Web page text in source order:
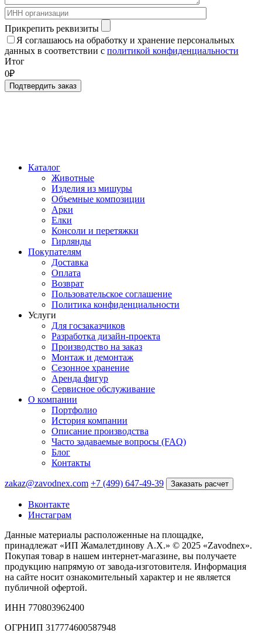
Прикрепить реквизиты
Я соглашаюсь на обработку и хранение персональных
данных в соответствии с политикой конфиденциальности
Итог
0₽
Подтвердить заказ
Каталог
Животные
Изделия из мишуры
Объемные композиции
Арки
Елки
Консоли и перетяжки
Гирлянды
Покупателям
Доставка
Оплата
Возврат
Пользовательское соглашение
Политика конфиденциальности
Услуги
Для госзаказчиков
Разработка дизайн-проекта
Производство на заказ
Монтаж и демонтаж
Сезонное хранение
Аренда фигур
Сервисное обслуживание
О компании
Портфолио
История компании
Описание производства
Часто задаваемые вопросы (FAQ)
Блог
Контакты
zakaz@zavodnex.com +7 (499) 647-49-39 Заказать расчет
Вконтакте
Инстаграм
Данные материалы расположенные на площадке,
принадлежат «ИП Жамалетдинову А.Х.» © 2025 «Zavodnex».
Покупая товар в нашем интернет-магазине, вы получаете
продукцию напрямую от завода-изготовителя. Информация
на сайте носит ознакомительный характер и не является
публичной офертой.
ИНН 770803962400
ОГРНИП 317774600587948